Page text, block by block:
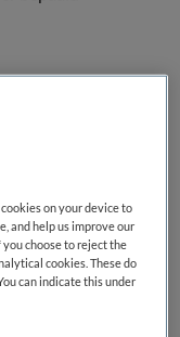
Maandag is niet
zijn.
on your device to
and help us improve our
choose to reject the
cookies. These do
can indicate this under